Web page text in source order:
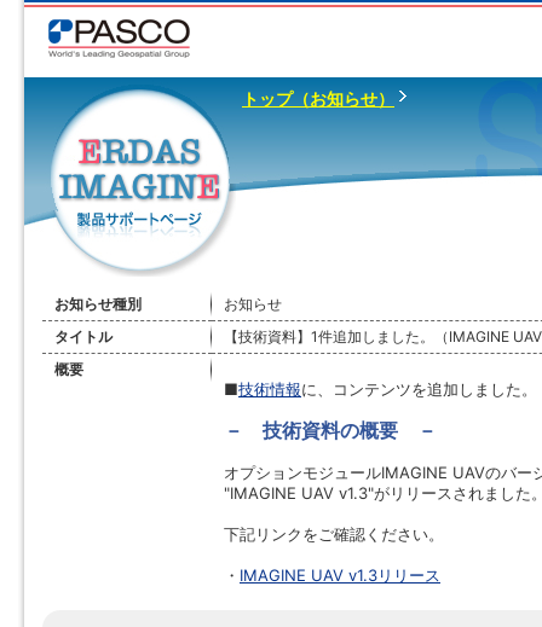
トップ（お知らせ）
お知らせ種別
お知らせ
タイトル
【技術資料】1件追加しました。（IMAGINE
概要
■技術情報に、コンテンツを追加しました。
－ 技術資料の概要 －
オプションモジュールIMAGINE UAVのバー
"IMAGINE UAV v1.3"がリリースされました
下記リンクをご確認ください。
・ IMAGINE UAV v1.3リリース